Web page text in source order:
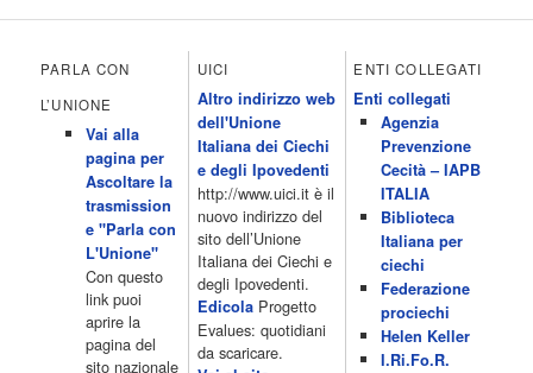
All News 16.05 Rotazione musicale 19.00 All News 19.05 The
Club 19.30 19.30 Human Guinea Pigs 20.00 Inbox 21.00 Code
Monkeys 21.30 Sons of Butcher […]
programmiTv - ITALIA 1 4 Dicembre 2022
Programmi 06.35 Cartoni Animati 09.05 Telefilm:Starsky & Hutch
10.10 Telefilm:Supercar 12.15 12.15 Secondo voi 12.25 Studio
Aperto 13.00 Studio Sport 13.40 Cartoni animati 14.30 I Simpson
15.00 Telefilm:Paso adelante 15.55 15.55 Telefilm:Wildfire 16.50
Cartoni animati 18.30 Studio Aperto 19.05 Don Luca c'� 19.35
19.35 Medici miei 20.05 Camera caf� 20.30 La ruota della
fortuna 21.10 […]
Acor3.it
programmiTv - LA 7
4 Dicembre 2022
PARLA CON
L’UNIONE
Vai alla
pagina per
Ascoltare la
trasmission
e "Parla con
L'Unione"
Con questo
link puoi
aprire la
pagina del
sito nazionale
UICI
Altro indirizzo web
dell'Unione
Italiana dei Ciechi
e degli Ipovedenti
http://www.uici.it è il
nuovo indirizzo del
sito dell’Unione
Italiana dei Ciechi e
degli Ipovedenti.
EdicolaProgetto
Evalues: quotidiani
da scaricare.
ENTI COLLEGATI
Enti collegati
Agenzia
Prevenzione
Cecità – IAPB
ITALIA
Biblioteca
Italiana per
ciechi
Federazione
prociechi
Helen Keller
I.Ri.Fo.R.